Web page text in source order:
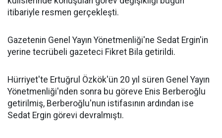
itibariyle resmen gerçekleşti.
Gazetenin Genel Yayın Yönetmenliği'ne Sedat Ergin'in
yerine tecrübeli gazeteci Fikret Bila getirildi.
Hürriyet'te Ertuğrul Özkök'ün 20 yıl süren Genel Yayın
Yönetmenliği'nden sonra bu göreve Enis Berberoğlu
getirilmiş, Berberoğlu'nun istifasının ardından ise
Sedat Ergin görevi devralmıştı.